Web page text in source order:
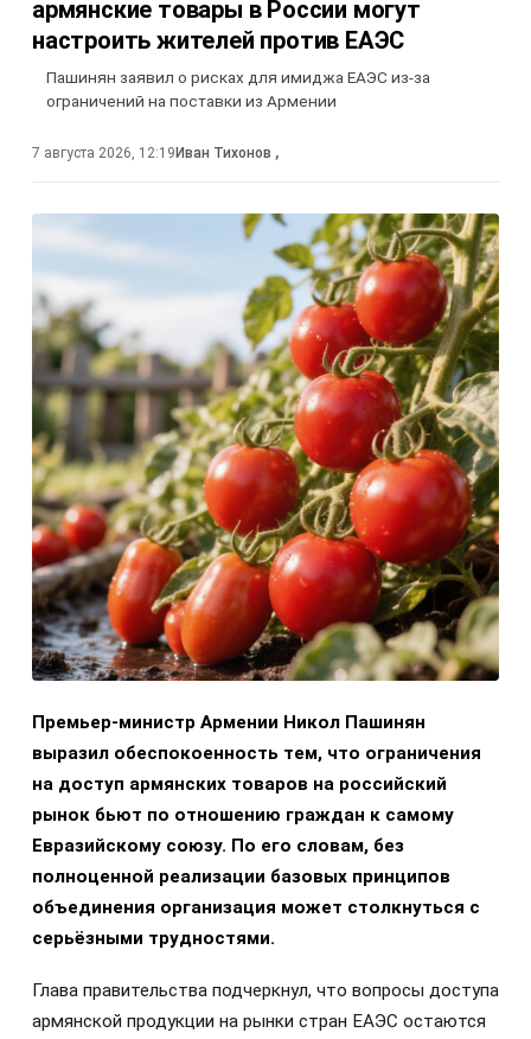
армянские товары в России могут
настроить жителей против ЕАЭС
Пашинян заявил о рисках для имиджа ЕАЭС из-за
ограничений на поставки из Армении
7 августа 2026, 12:19Иван Тихонов ,
Премьер-министр Армении Никол Пашинян
выразил обеспокоенность тем, что ограничения
на доступ армянских товаров на российский
рынок бьют по отношению граждан к самому
Евразийскому союзу. По его словам, без
полноценной реализации базовых принципов
объединения организация может столкнуться с
серьёзными трудностями.
Глава правительства подчеркнул, что вопросы доступа
армянской продукции на рынки стран ЕАЭС остаются